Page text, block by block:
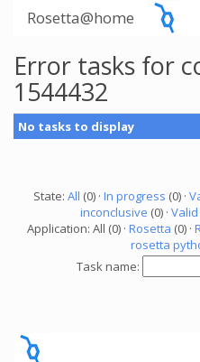
Rosetta@home
Error tasks for
1544432
No tasks to display
State: All (0) · In progress (0) ·
inconclusive (0) · Valid
Application: All (0) · Rosetta (0) ·
rosetta
Task name: